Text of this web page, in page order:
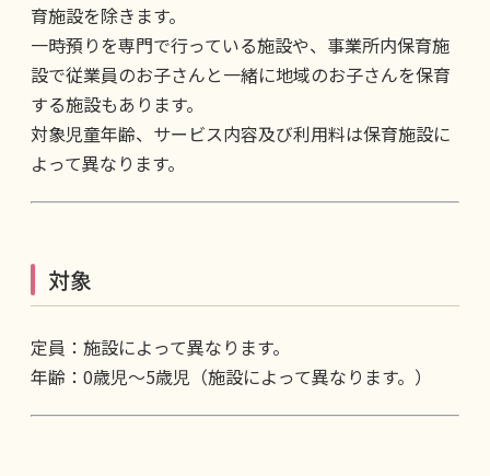
育施設を除きます。
一時預りを専門で行っている施設や、事業所内保育施
設で従業員のお子さんと一緒に地域のお子さんを保育
する施設もあります。
対象児童年齢、サービス内容及び利用料は保育施設に
よって異なります。
対象
定員：施設によって異なります。
年齢：0歳児～5歳児（施設によって異なります。）